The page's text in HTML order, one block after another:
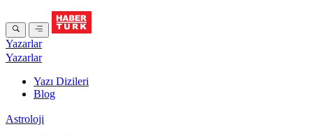
Yazarlar
Yazarlar
Yazı Dizileri
Blog
Astroloji